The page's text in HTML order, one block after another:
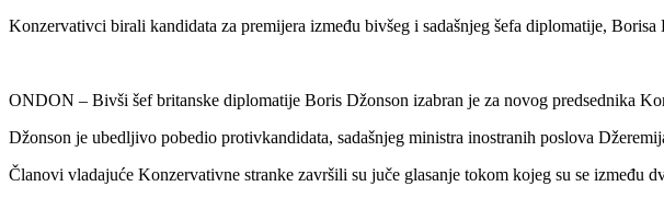
Konzervativci birali kandidata za premijera između bivšeg i sadašnjeg šefa diplomatije,
ONDON – Bivši šef britanske diplomatije Boris Džonson izabran je za novog predsednika
Džonson je ubedljivo pobedio protivkandidata, sadašnjeg ministra inostranih poslova
Članovi vladajuće Konzervativne stranke završili su juče glasanje tokom kojeg su se između